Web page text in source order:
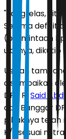
"Yang jelas,
Selama defisit
(permintaan Rp
ujarnya, dikutip
Usulan
disampaikan
DPR RI Said
dan Banggar
pihaknya telah
K/L sesuai